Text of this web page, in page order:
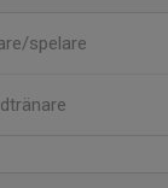
spelare